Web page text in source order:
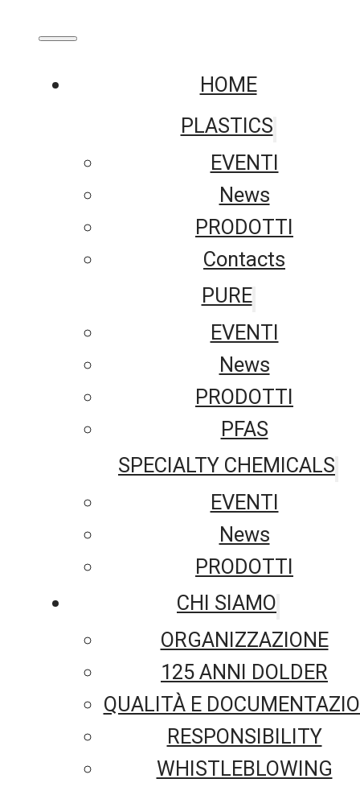
HOME
PLASTICS
EVENTI
News
PRODOTTI
Contacts
PURE
EVENTI
News
PRODOTTI
PFAS
SPECIALTY CHEMICALS
EVENTI
News
PRODOTTI
CHI SIAMO
ORGANIZZAZIONE
125 ANNI DOLDER
QUALITÀ E
RESPONSIBILITY
WHISTLEBLOWING